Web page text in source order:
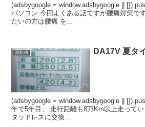
(adsbygoogle = window.adsbygoogle ||
パソコン 今回よくある話ですが腰痛対策で
たいの方は腰痛 を...
原動機 DA17V 夏タ
(adsbygoogle = window.adsbygoogle ||
年で5年目、 走行距離も8万Km以上走って
タッドレスに交換...